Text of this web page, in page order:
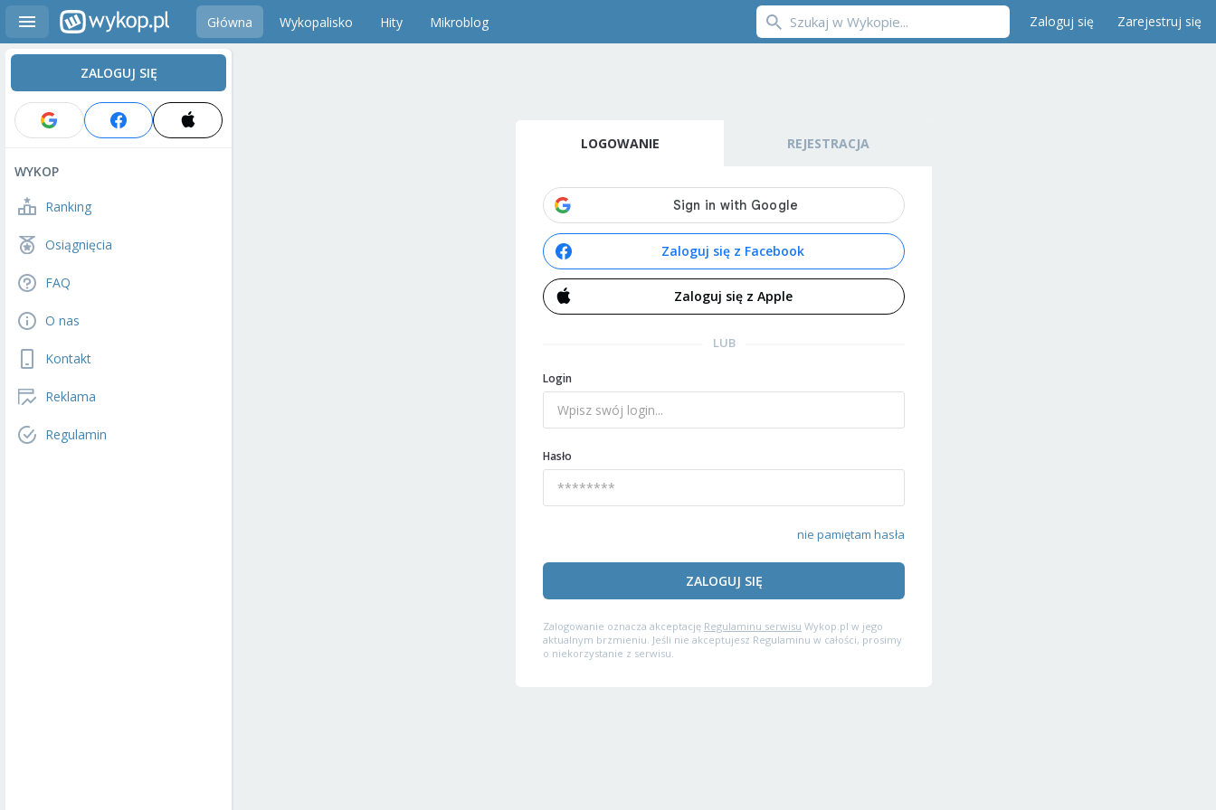
Główna Wykopalisko Hity Mikroblog Zaloguj się Zarejestruj się
ZALOGUJ SIĘ
WYKOP
Ranking
Osiągnięcia
FAQ
O nas
Kontakt
Reklama
Regulamin
LOGOWANIE REJESTRACJA
Zaloguj się z Facebook
Zaloguj się z Apple
LUB
Login
Hasło
nie pamiętam hasła
ZALOGUJ SIĘ
Zalogowanie oznacza akceptację Regulaminu serwisu Wykop.pl w jego
aktualnym brzmieniu. Jeśli nie akceptujesz Regulaminu w całości, prosimy
o niekorzystanie z serwisu.